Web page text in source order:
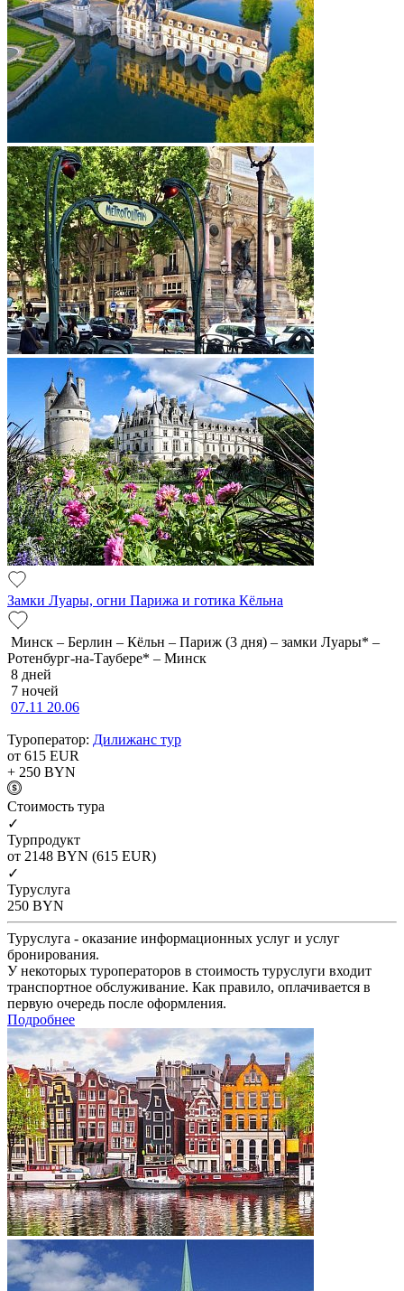
Замки Луары, огни Парижа и готика Кёльна
Минск – Берлин – Кёльн – Париж (3 дня) – замки Луары* –
Ротенбург-на-Таубере* – Минск
8 дней
7 ночей
07.11 20.06
Туроператор: Дилижанс тур
от 615 EUR
+ 250 BYN
Cтоимость тура
✓
Турпродукт
от 2148 BYN (615 EUR)
✓
Туруслуга
250 BYN
Туруслуга - оказание информационных услуг и услуг
бронирования.
У некоторых туроператоров в стоимость туруслуги входит
транспортное обслуживание. Как правило, оплачивается в
первую очередь после оформления.
Подробнее